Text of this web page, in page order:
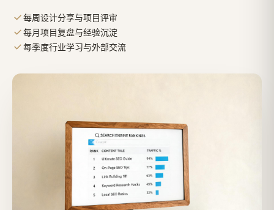
每周设计分享与项目评审
每月项目复盘与经验沉淀
每季度行业学习与外部交流